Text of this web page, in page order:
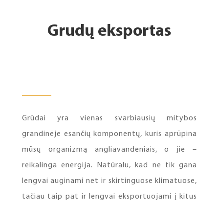
Grudų eksportas
Grūdai yra vienas svarbiausių mitybos
grandinėje esančių komponentų, kuris aprūpina
mūsų organizmą angliavandeniais, o jie –
reikalinga energija. Natūralu, kad ne tik gana
lengvai auginami net ir skirtinguose klimatuose,
tačiau taip pat ir lengvai eksportuojami į kitus